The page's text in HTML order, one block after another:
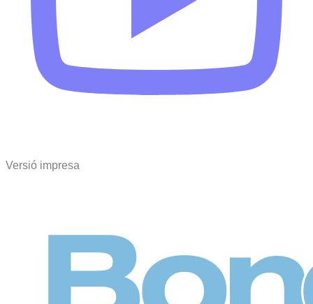
Versió impresa